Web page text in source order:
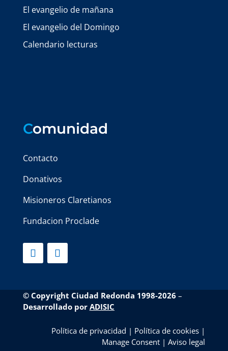
El evangelio de mañana
El evangelio del Domingo
Calendario lecturas
Comunidad
Contacto
Donativos
Misioneros Claretianos
Fundacion Proclade
© Copyright Ciudad Redonda 1998-2026 –
Desarrollado por ADISIC
Política de privacidad | Política de cookies |
Manage Consent |Aviso legal